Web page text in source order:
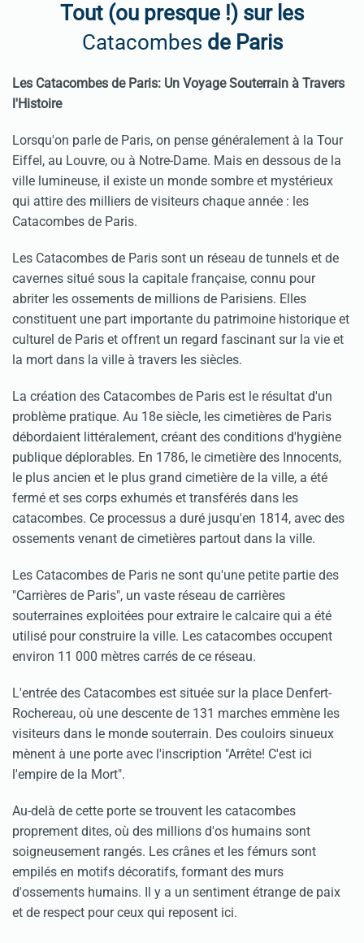
Tout (ou presque !) sur les
Catacombes de Paris
Les Catacombes de Paris: Un Voyage Souterrain à Travers
l'Histoire
Lorsqu'on parle de Paris, on pense généralement à la Tour
Eiffel, au Louvre, ou à Notre-Dame. Mais en dessous de la
ville lumineuse, il existe un monde sombre et mystérieux
qui attire des milliers de visiteurs chaque année : les
Catacombes de Paris.
Les Catacombes de Paris sont un réseau de tunnels et de
cavernes situé sous la capitale française, connu pour
abriter les ossements de millions de Parisiens. Elles
constituent une part importante du patrimoine historique et
culturel de Paris et offrent un regard fascinant sur la vie et
la mort dans la ville à travers les siècles.
La création des Catacombes de Paris est le résultat d'un
problème pratique. Au 18e siècle, les cimetières de Paris
débordaient littéralement, créant des conditions d'hygiène
publique déplorables. En 1786, le cimetière des Innocents,
le plus ancien et le plus grand cimetière de la ville, a été
fermé et ses corps exhumés et transférés dans les
catacombes. Ce processus a duré jusqu'en 1814, avec des
ossements venant de cimetières partout dans la ville.
Les Catacombes de Paris ne sont qu'une petite partie des
"Carrières de Paris", un vaste réseau de carrières
souterraines exploitées pour extraire le calcaire qui a été
utilisé pour construire la ville. Les catacombes occupent
environ 11 000 mètres carrés de ce réseau.
L'entrée des Catacombes est située sur la place Denfert-
Rochereau, où une descente de 131 marches emmène les
visiteurs dans le monde souterrain. Des couloirs sinueux
mènent à une porte avec l'inscription "Arrête! C'est ici
l'empire de la Mort".
Au-delà de cette porte se trouvent les catacombes
proprement dites, où des millions d'os humains sont
soigneusement rangés. Les crânes et les fémurs sont
empilés en motifs décoratifs, formant des murs
d'ossements humains. Il y a un sentiment étrange de paix
et de respect pour ceux qui reposent ici.